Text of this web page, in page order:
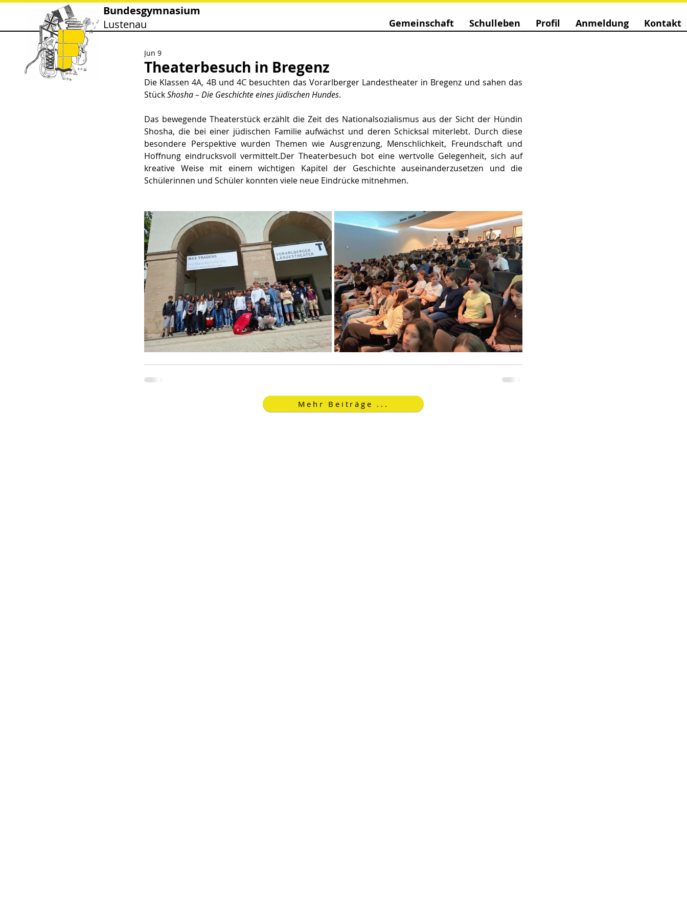
Theaterbesuch in Bregenz
Jun 9
Die Klassen 4A, 4B und 4C besuchten das Vorarlberger Landestheater in Bregenz und sahen das
Stück Shosha – Die Geschichte eines jüdischen Hundes.
Das bewegende Theaterstück erzählt die Zeit des Nationalsozialismus aus der Sicht der Hündin
Shosha, die bei einer jüdischen Familie aufwächst und deren Schicksal miterlebt. Durch diese
besondere Perspektive wurden Themen wie Ausgrenzung, Menschlichkeit, Freundschaft und
Hoffnung eindrucksvoll vermittelt.Der Theaterbesuch bot eine wertvolle Gelegenheit, sich auf
kreative Weise mit einem wichtigen Kapitel der Geschichte auseinanderzusetzen und die
Schülerinnen und Schüler konnten viele neue Eindrücke mitnehmen.
Mehr Beiträge ...
Bundesgymnasium
Lustenau
Gemeinschaft Schulleben Profil Anmeldung Kontakt